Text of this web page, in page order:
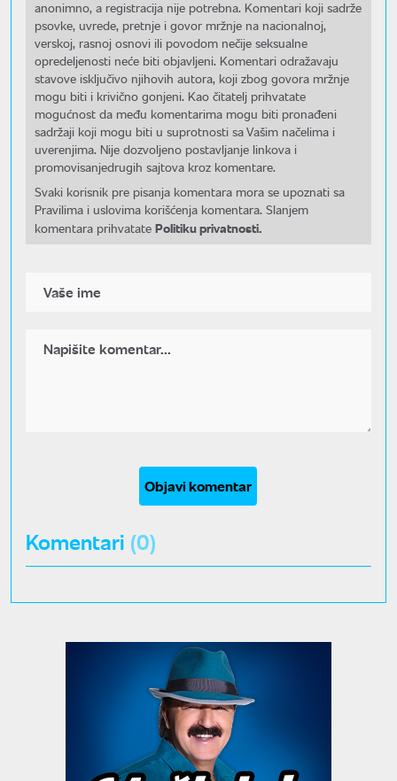
anonimno, a registracija nije potrebna. Komentari koji sadrže
psovke, uvrede, pretnje i govor mržnje na nacionalnoj,
verskoj, rasnoj osnovi ili povodom nečije seksualne
opredeljenosti neće biti objavljeni. Komentari odražavaju
stavove isključivo njihovih autora, koji zbog govora mržnje
mogu biti i krivično gonjeni. Kao čitatelj prihvatate
mogućnost da među komentarima mogu biti pronađeni
sadržaji koji mogu biti u suprotnosti sa Vašim načelima i
uverenjima. Nije dozvoljeno postavljanje linkova i
promovisanjedrugih sajtova kroz komentare.
Svaki korisnik pre pisanja komentara mora se upoznati sa
Pravilima i uslovima korišćenja komentara. Slanjem
komentara prihvatate Politiku privatnosti.
Objavi komentar
Komentari (0)